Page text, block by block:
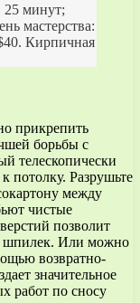
25 минут;
мастерства:
Кирпичная
прикрепить
борьбы с
телескопически
потолку. Разрушьте
между
чистые
позволит
шпилек. Или можно
возвратно-
значительное
работ по сносу